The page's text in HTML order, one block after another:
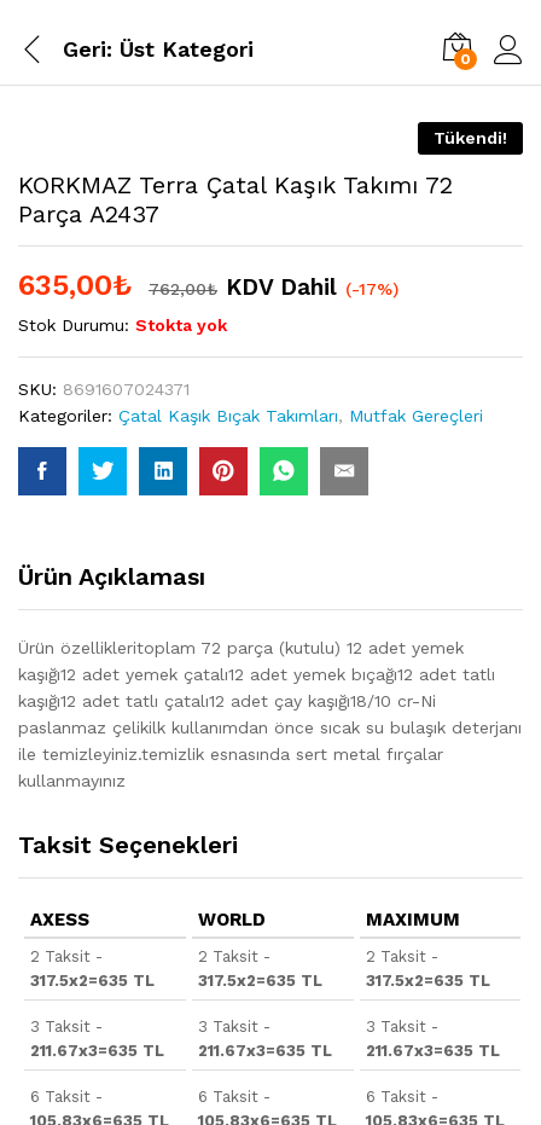
Geri: Üst Kategori 0
Tükendi!
KORKMAZ Terra Çatal Kaşık Takımı 72
Parça A2437
635,00₺ 762,00₺ KDV Dahil (-17%)
Stok Durumu: Stokta yok
SKU: 8691607024371
Kategoriler: Çatal Kaşık Bıçak Takımları, Mutfak Gereçleri
Ürün Açıklaması
Ürün özellikleritoplam 72 parça (kutulu) 12 adet yemek
kaşığı12 adet yemek çatalı12 adet yemek bıçağı12 adet tatlı
kaşığı12 adet tatlı çatalı12 adet çay kaşığı18/10 cr-Ni
paslanmaz çelikilk kullanımdan önce sıcak su bulaşık deterjanı
ile temizleyiniz.temizlik esnasında sert metal fırçalar
kullanmayınız
Taksit Seçenekleri
AXESS
2 Taksit -
317.5x2=635 TL
3 Taksit -
211.67x3=635 TL
6 Taksit -
105.83x6=635 TL
WORLD
2 Taksit -
317.5x2=635 TL
3 Taksit -
211.67x3=635 TL
6 Taksit -
105.83x6=635 TL
MAXIMUM
2 Taksit -
317.5x2=635 TL
3 Taksit -
211.67x3=635 TL
6 Taksit -
105.83x6=635 TL